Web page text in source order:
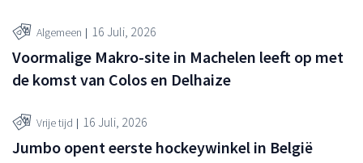
Algemeen 16 Juli, 2026
Voormalige Makro-site in Machelen leeft op met
de komst van Colos en Delhaize
Vrije tijd 16 Juli, 2026
Jumbo opent eerste hockeywinkel in België